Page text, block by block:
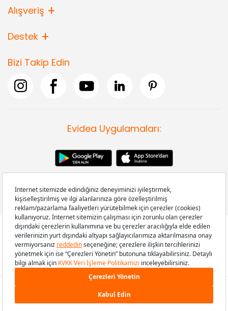
Alışveriş
Destek
Bizi Takip Edin
Evidea Uygulamaları:
Copyright © 2008-2026 Evidea.com | Tüm hakları saklıdır.